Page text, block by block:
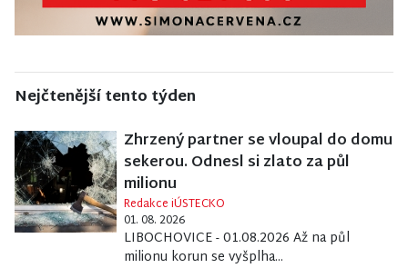
Nejčtenější tento týden
Zhrzený partner se vloupal do domu
sekerou. Odnesl si zlato za půl
milionu
Redakce iÚSTECKO
01. 08. 2026
LIBOCHOVICE - 01.08.2026 Až na půl
milionu korun se vyšplha...